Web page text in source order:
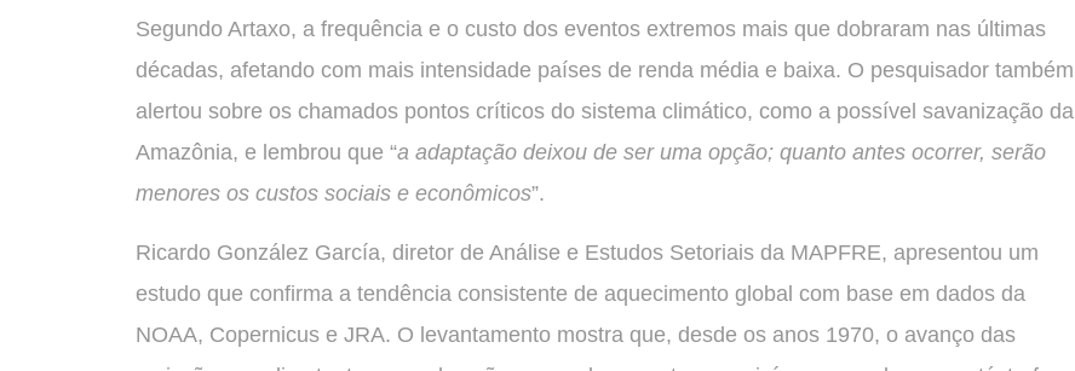
Segundo Artaxo, a frequência e o custo dos eventos extremos mais que dobraram nas últimas
décadas, afetando com mais intensidade países de renda média e baixa. O pesquisador também
alertou sobre os chamados pontos críticos do sistema climático, como a possível savanização da
Amazônia, e lembrou que “a adaptação deixou de ser uma opção; quanto antes ocorrer, serão
menores os custos sociais e econômicos”.
Ricardo González García, diretor de Análise e Estudos Setoriais da MAPFRE, apresentou um
estudo que confirma a tendência consistente de aquecimento global com base em dados da
NOAA, Copernicus e JRA. O levantamento mostra que, desde os anos 1970, o avanço das